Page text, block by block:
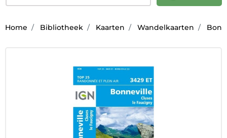
Home Bibliotheek Kaarten Wandelkaarten